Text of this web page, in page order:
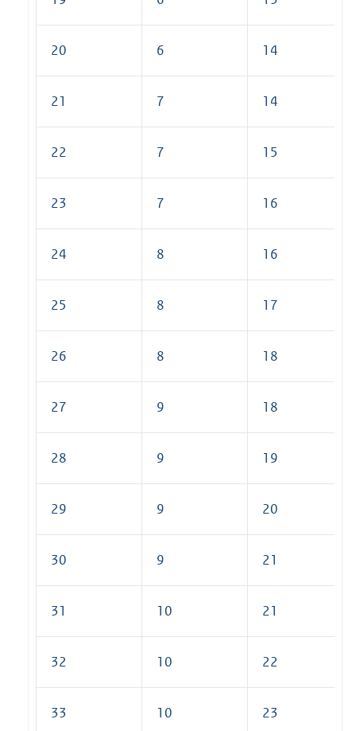
20 6 14
21 7 14
22 7 15
23 7 16
24 8 16
25 8 17
26 8 18
27 9 18
28 9 19
29 9 20
30 9 21
31 10 21
32 10 22
33 10 23